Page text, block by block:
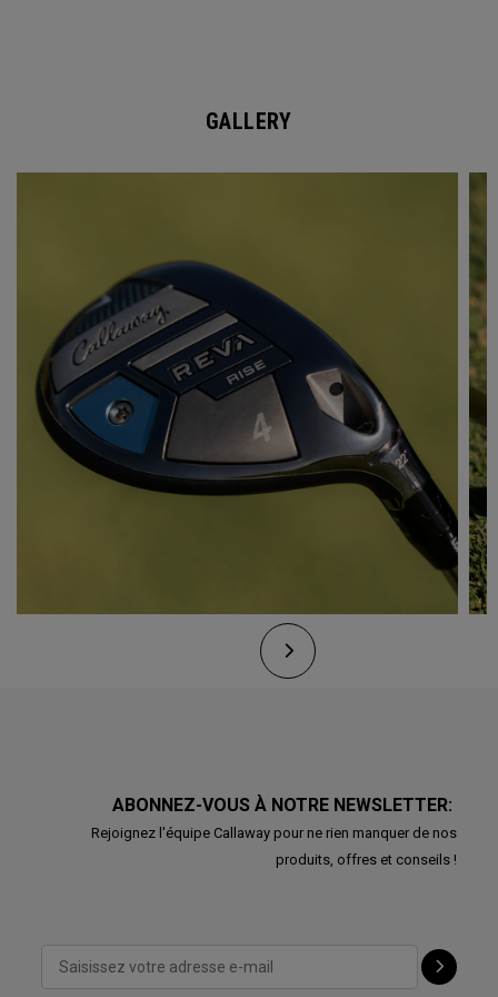
GALLERY
ABONNEZ-VOUS À NOTRE NEWSLETTER:
Rejoignez l'équipe Callaway pour ne rien manquer de nos
produits, offres et conseils !